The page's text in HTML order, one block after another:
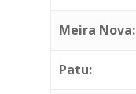
Meira Nova:
Patu: